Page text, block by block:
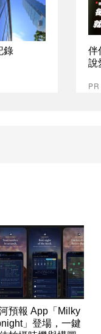
錄
伴
說
預報 App「Milky
」登場，一鍵